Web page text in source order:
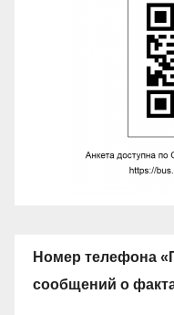
Номер телефона
сообщений о